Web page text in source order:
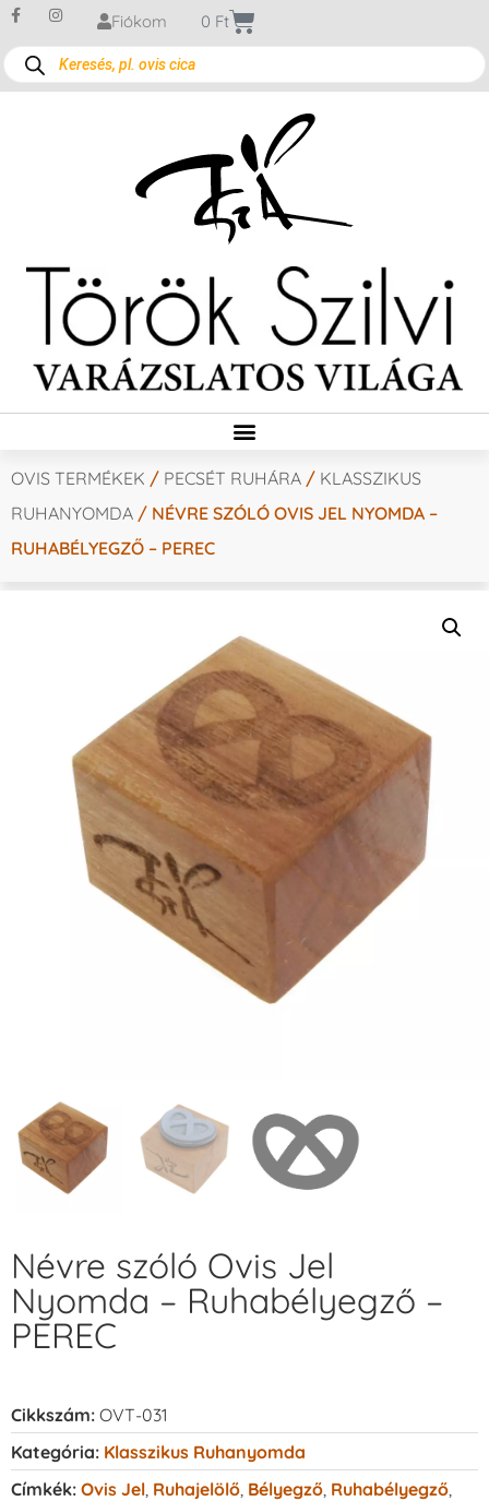
Fiókom 0 Ft
OVIS TERMÉKEK / PECSÉT RUHÁRA / KLASSZIKUS
RUHANYOMDA / NÉVRE SZÓLÓ OVIS JEL NYOMDA –
RUHABÉLYEGZŐ – PEREC
Névre szóló Ovis Jel
Nyomda – Ruhabélyegző –
PEREC
Cikkszám: OVT-031
Kategória: Klasszikus Ruhanyomda
Címkék: Ovis Jel Ruhajelölő Bélyegző Ruhabélyegző